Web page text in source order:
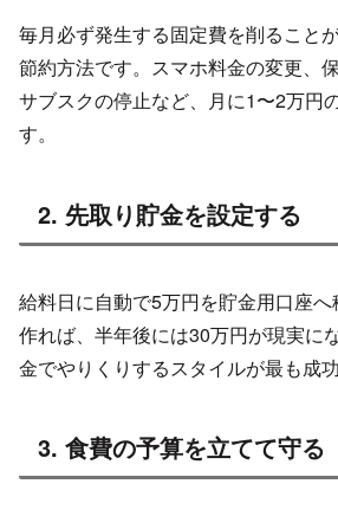
毎月必ず発生する固定費を削ること
節約方法です。スマホ料金の変更、
サブスクの停止など、月に1〜2万円
す。
2. 先取り貯金を設定する
給料日に自動で5万円を貯金用口座
作れば、半年後には30万円が現実に
金でやりくりするスタイルが最も成
3. 食費の予算を立てて守る